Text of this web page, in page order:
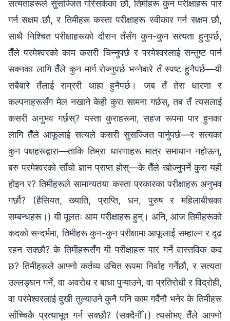
सत्यताहरूले सुसज्जित गरिसकेका छौ, तिमीहरू कुन परीक्षाहरू पार
गर्न सक्षम छौ, र तिमीहरू कस्ता परीक्षाहरू स्वीकार गर्न सक्षम छौ,
साथै निश्‍चित परीक्षाहरूको दौरान तँसँग कुन-कुन सत्यता हुनुपर्छ,
तैँले परमेश्‍वरको काम कसरी चिन्नुपर्छ र परमेश्‍वरलाई सन्तुष्ट पार्न
सक्नका लागि तैँले कुन मार्ग रोज्नुपर्छ भन्नेबारे तँ स्पष्ट हुनैपर्छ—यी
सबैबारे तँलाई राम्ररी थाहा हुनैपर्छ। जब तँ तेरा धारणा र
कल्पनाहरूसँग मेल नखाने केही कुरा सामना गर्छस्, तब तँ त्यसलाई
कसरी अनुभव गर्छस्? यस्ता कुराहरूमा, सहज रूपमा पार हुनका
लागि तैँले आफूलाई सत्यले कसरी सुसज्जित पार्नुपर्छ—र सत्यका
कुन पक्षहरूद्वारा—ताकि तिम्रा धारणाहरू मात्र समाधान नहोऊन्,
बरु परमेश्‍वरको साँचो ज्ञान प्राप्त होस्—के तैँले खोज्नुपर्ने कुरा यही
होइन र? तिमीहरूले सामान्यतया कस्ता प्रकारका परीक्षाहरू अनुभव
गर्छौ? (हैसियत, ख्याति, प्राप्ति, धन, पुरुष र महिलाबीचका
सम्बन्धहरू।) यी मूलतः आम परीक्षाहरू हुन्। अनि, आज तिमीहरूको
कदको सन्दर्भमा, तिमीहरू कुन-कुन परीक्षामा आफूलाई सम्हाल्न र दृढ
रहन सक्छौ? के तिमीहरूसँग यी परीक्षाहरू पार गर्ने वास्तविक कद
छ? तिमीहरूले आफ्नो कर्तव्य उचित रूपमा निर्वाह गर्नेछौ, र सत्यता
उल्लङ्घन गर्ने, वा अवरोध र बाधा पुऱ्याउने, वा प्रतिरोधी र विद्रोही,
वा परमेश्‍वरलाई दुखी तुल्याउने कुनै पनि काम गर्दैनौ भनेर के तिमीहरू
साँच्चिकै प्रत्याभूत गर्न सक्छौ? (सक्दैनौँ।) त्यसोभए तैँले आफ्नो